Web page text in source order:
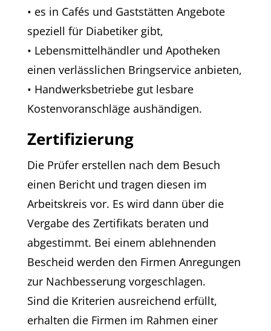
• es in Cafés und Gaststätten Angebote
speziell für Diabetiker gibt,
• Lebensmittelhändler und Apotheken
einen verlässlichen Bringservice anbieten,
• Handwerksbetriebe gut lesbare
Kostenvoranschläge aushändigen.
Zertifizierung
Die Prüfer erstellen nach dem Besuch
einen Bericht und tragen diesen im
Arbeitskreis vor. Es wird dann über die
Vergabe des Zertifikats beraten und
abgestimmt. Bei einem ablehnenden
Bescheid werden den Firmen Anregungen
zur Nachbesserung vorgeschlagen.
Sind die Kriterien ausreichend erfüllt,
erhalten die Firmen im Rahmen einer